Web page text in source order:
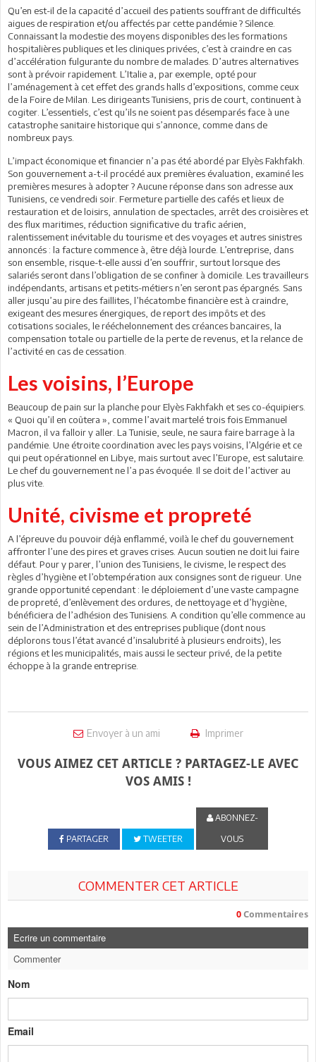
Qu’en est-il de la capacité d’accueil des patients souffrant de difficultés
aigues de respiration et/ou affectés par cette pandémie ? Silence.
Connaissant la modestie des moyens disponibles des les formations
hospitalières publiques et les cliniques privées, c’est à craindre en cas
d’accélération fulgurante du nombre de malades. D’autres alternatives
sont à prévoir rapidement. L’Italie a, par exemple, opté pour
l’aménagement à cet effet des grands halls d’expositions, comme ceux
de la Foire de Milan. Les dirigeants Tunisiens, pris de court, continuent à
cogiter. L’essentiels, c’est qu’ils ne soient pas désemparés face à une
catastrophe sanitaire historique qui s’annonce, comme dans de
nombreux pays.
L’impact économique et financier n’a pas été abordé par Elyès Fakhfakh.
Son gouvernement a-t-il procédé aux premières évaluation, examiné les
premières mesures à adopter ? Aucune réponse dans son adresse aux
Tunisiens, ce vendredi soir. Fermeture partielle des cafés et lieux de
restauration et de loisirs, annulation de spectacles, arrêt des croisières et
des flux maritimes, réduction significative du trafic aérien,
ralentissement inévitable du tourisme et des voyages et autres sinistres
annoncés : la facture commence à, être déjà lourde. L’entreprise, dans
son ensemble, risque-t-elle aussi d’en souffrir, surtout lorsque des
salariés seront dans l’obligation de se confiner à domicile. Les travailleurs
indépendants, artisans et petits-métiers n’en seront pas épargnés. Sans
aller jusqu’au pire des faillites, l’hécatombe financière est à craindre,
exigeant des mesures énergiques, de report des impôts et des
cotisations sociales, le rééchelonnement des créances bancaires, la
compensation totale ou partielle de la perte de revenus, et la relance de
l’activité en cas de cessation.
Les voisins, l’Europe
Beaucoup de pain sur la planche pour Elyès Fakhfakh et ses co-équipiers.
« Quoi qu’il en coûtera », comme l’avait martelé trois fois Emmanuel
Macron, il va falloir y aller. La Tunisie, seule, ne saura faire barrage à la
pandémie. Une étroite coordination avec les pays voisins, l’Algérie et ce
qui peut opérationnel en Libye, mais surtout avec l’Europe, est salutaire.
Le chef du gouvernement ne l’a pas évoquée. Il se doit de l’activer au
plus vite.
Unité, civisme et propreté
A l’épreuve du pouvoir déjà enflammé, voilà le chef du gouvernement
affronter l’une des pires et graves crises. Aucun soutien ne doit lui faire
défaut. Pour y parer, l’union des Tunisiens, le civisme, le respect des
règles d’hygiène et l’obtempération aux consignes sont de rigueur. Une
grande opportunité cependant : le déploiement d’une vaste campagne
de propreté, d’enlèvement des ordures, de nettoyage et d’hygiène,
bénéficiera de l’adhésion des Tunisiens. A condition qu’elle commence au
sein de l’Administration et des entreprises publique (dont nous
déplorons tous l’état avancé d’insalubrité à plusieurs endroits), les
régions et les municipalités, mais aussi le secteur privé, de la petite
échoppe à la grande entreprise.
Envoyer à un ami Imprimer
VOUS AIMEZ CET ARTICLE ? PARTAGEZ-LE AVEC
VOS AMIS !
PARTAGER TWEETER
ABONNEZ-
VOUS
COMMENTER CET ARTICLE
0 Commentaires
Ecrire un commentaire
Commenter
Nom
Email